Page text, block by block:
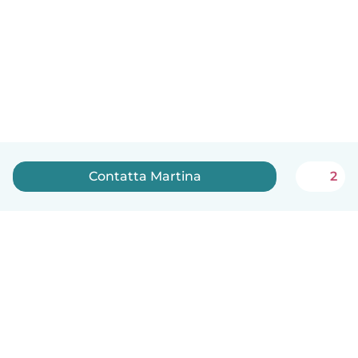
Contatta Martina 2